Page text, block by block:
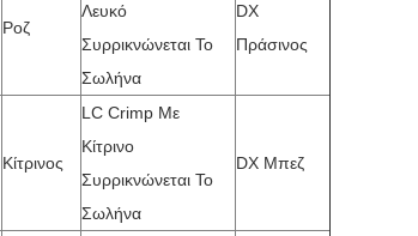
Ροζ
Λευκό
Συρρικνώνεται Το
Σωλήνα
DX
Πράσινος
Κίτρινος
LC Crimp Με
Κίτρινο
Συρρικνώνεται Το
Σωλήνα
DX Μπεζ